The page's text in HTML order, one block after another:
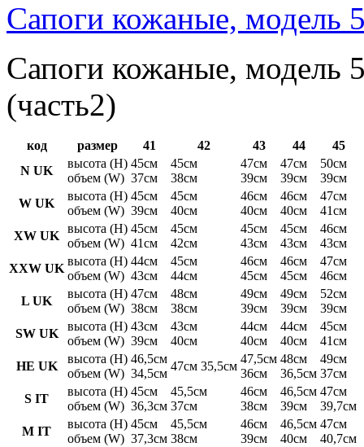
Сапоги кожаные, модель
Сапоги кожаные, модель
(часть2)
код размер 41 42 43 44
45
N UK
высота (H)
объем (W)
45см
37см
45см
38см
47см
39см
47см
39см
50см
39см
W UK
высота (H)
объем (W)
45см
39см
45см
40см
46см
40см
46см
40см
47см
41см
XW UK
высота (H)
объем (W)
45см
41см
45см
42см
45см
43см
45см
43см
46см
43см
XXW UK
высота (H)
объем (W)
44см
43см
45см
44см
46см
45см
46см
45см
47см
46см
L UK
высота (H)
объем (W)
47см
38см
48см
38см
49см
39см
49см
39см
52см
39см
SW UK
высота (H)
объем (W)
43см
39см
43см
40см
44см
40см
44см
40см
45см
41см
HE UK
высота (H)
объем (W)
46,5см
34,5см
47см 35,5см
47,5см
36см
48см
36,5см
49см
37см
S IT
высота (H)
объем (W)
45см
36,3см
45,5см
37см
46см
38см
46,5см
39см
47см
39,7см
M IT
высота (H)
объем (W)
45см
37,3см
45,5см
38см
46см
39см
46,5см
40см
47см
40,7см